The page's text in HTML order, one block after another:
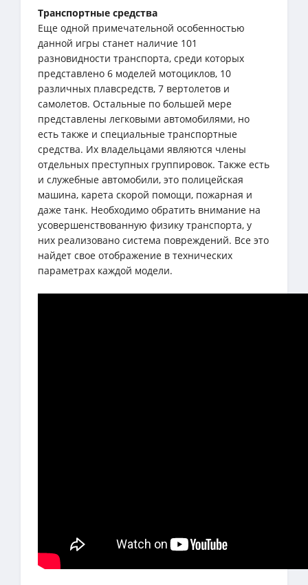
Транспортные средства
Еще одной примечательной особенностью
данной игры станет наличие 101
разновидности транспорта, среди которых
представлено 6 моделей мотоциклов, 10
различных плавсредств, 7 вертолетов и
самолетов. Остальные по большей мере
представлены легковыми автомобилями, но
есть также и специальные транспортные
средства. Их владельцами являются члены
отдельных преступных группировок. Также есть
и служебные автомобили, это полицейская
машина, карета скорой помощи, пожарная и
даже танк. Необходимо обратить внимание на
усовершенствованную физику транспорта, у
них реализовано система повреждений. Все это
найдет свое отображение в технических
параметрах каждой модели.